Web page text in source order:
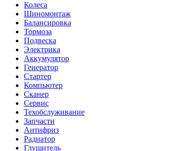
Колеса
Шиномонтаж
Балансировка
Тормоза
Подвеска
Электрика
Аккумулятор
Генератор
Стартер
Компьютер
Сканер
Сервис
Техобслуживание
Запчасти
Антифриз
Радиатор
Глушитель